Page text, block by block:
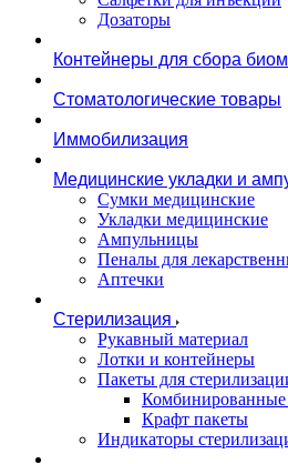
Дозаторы
Контейнеры для сбора
Стоматологические товары
Иммобилизация
Медицинские укладки и
Сумки медицинские
Укладки медицинские
Ампульницы
Пеналы для
Аптечки
Стерилизация
Рукавный материал
Лотки и контейнеры
Пакеты для
Комбинированные
Крафт пакеты
Индикаторы